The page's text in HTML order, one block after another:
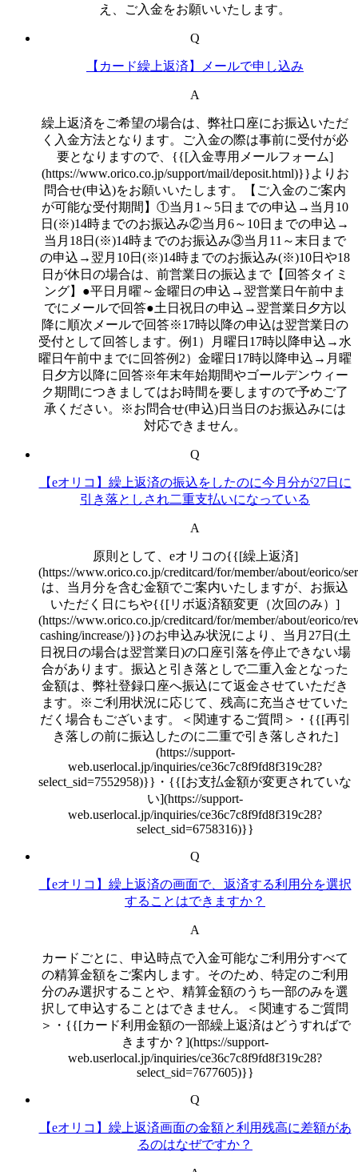
え、ご入金をお願いいたします。
Q
【カード繰上返済】メールで申し込み
A
繰上返済をご希望の場合は、弊社口座にお振込いただ
く入金方法となります。ご入金の際は事前に受付が必
要となりますので、{{[入金専用メールフォーム]
(https://www.orico.co.jp/support/mail/deposit.html)}}よりお
問合せ(申込)をお願いいたします。【ご入金のご案内
が可能な受付期間】①当月1～5日までの申込→当月10
日(※)14時までのお振込み②当月6～10日までの申込→
当月18日(※)14時までのお振込み③当月11～末日まで
の申込→翌月10日(※)14時までのお振込み(※)10日や18
日が休日の場合は、前営業日の振込まで【回答タイミ
ング】●平日月曜～金曜日の申込→翌営業日午前中ま
でにメールで回答●土日祝日の申込→翌営業日夕方以
降に順次メールで回答※17時以降の申込は翌営業日の
受付として回答します。例1）月曜日17時以降申込→水
曜日午前中までに回答例2）金曜日17時以降申込→月曜
日夕方以降に回答※年末年始期間やゴールデンウィー
ク期間につきましてはお時間を要しますので予めご了
承ください。※お問合せ(申込)日当日のお振込みには
対応できません。
Q
【eオリコ】繰上返済の振込をしたのに今月分が27日に
引き落としされ二重支払いになっている
A
原則として、eオリコの{{[繰上返済]
(https://www.orico.co.jp/creditcard/for/member/about/eorico/
は、当月分を含む金額でご案内いたしますが、お振込
いただく日にちや{{[リボ返済額変更（次回のみ）]
(https://www.orico.co.jp/creditcard/for/member/about/eorico/
cashing/increase/)}}のお申込み状況により、当月27日(土
日祝日の場合は翌営業日)の口座引落を停止できない場
合があります。振込と引き落としで二重入金となった
金額は、弊社登録口座へ振込にて返金させていただき
ます。※ご利用状況に応じて、残高に充当させていた
だく場合もございます。＜関連するご質問＞・{{[再引
き落しの前に振込したのに二重で引き落しされた]
(https://support-
web.userlocal.jp/inquiries/ce36c7c8f9fd8f319c28?
select_sid=7552958)}}・{{[お支払金額が変更されていな
い](https://support-
web.userlocal.jp/inquiries/ce36c7c8f9fd8f319c28?
select_sid=6758316)}}
Q
【eオリコ】繰上返済の画面で、返済する利用分を選択
することはできますか？
A
カードごとに、申込時点で入金可能なご利用分すべて
の精算金額をご案内します。そのため、特定のご利用
分のみ選択することや、精算金額のうち一部のみを選
択して申込することはできません。＜関連するご質問
＞・{{[カード利用金額の一部繰上返済はどうすればで
きますか？](https://support-
web.userlocal.jp/inquiries/ce36c7c8f9fd8f319c28?
select_sid=7677605)}}
Q
【eオリコ】繰上返済画面の金額と利用残高に差額があ
るのはなぜですか？